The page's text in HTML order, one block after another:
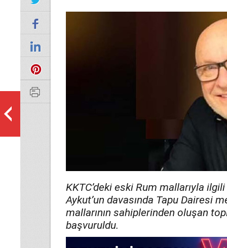
KKTC’deki eski Rum mallarıyla
Aykut’un davasında Tapu Dairesi
mallarının sahiplerinden oluşan
başvuruldu.